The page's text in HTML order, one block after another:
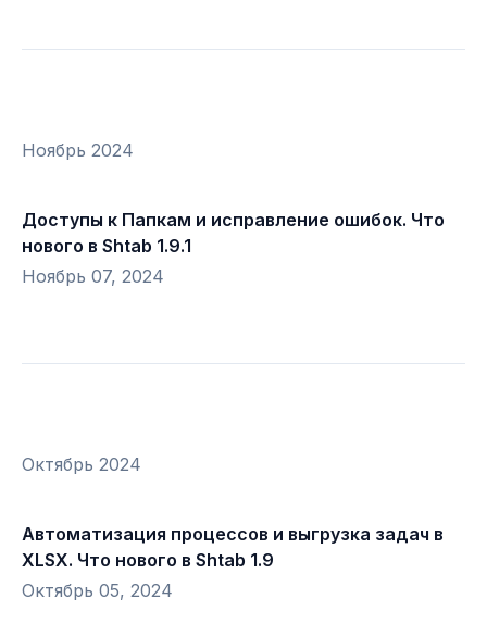
Ноябрь 2024
Доступы к Папкам и исправление ошибок. Что
нового в Shtab 1.9.1
Ноябрь 07, 2024
Октябрь 2024
Автоматизация процессов и выгрузка задач в
XLSX. Что нового в Shtab 1.9
Октябрь 05, 2024